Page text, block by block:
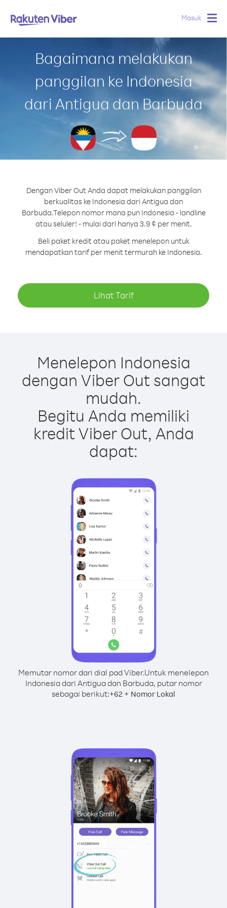
Masuk
Bagaimana melakukan
panggilan ke Indonesia
dari Antigua dan Barbuda
Dengan Viber Out Anda dapat melakukan panggilan
berkualitas ke Indonesia dari Antigua dan
Barbuda.Telepon nomor mana pun Indonesia - landline
atau seluler! - mulai dari hanya 3.9 ¢ per menit.
Beli paket kredit atau paket menelepon untuk
mendapatkan tarif per menit termurah ke Indonesia.
Lihat Tarif
Menelepon Indonesia
dengan Viber Out sangat
mudah.
Begitu Anda memiliki
kredit Viber Out, Anda
dapat:
Memutar nomor dari dial pad Viber.Untuk menelepon
Indonesia dari Antigua dan Barbuda, putar nomor
sebagai berikut:+62 + Nomor Lokal